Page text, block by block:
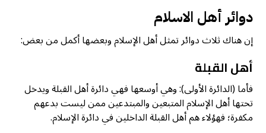
دوائر أهل الاسلام
إن هناك ثلاث دوائر تمثل أهل الإسلام وبعضها أكمل من بعض:
أهل القبلة
فأما (الدائرة الأولى): وهي أوسعها فهي دائرة أهل القبلة ويدخل
تحتها أهل الإسلام المتبعين والمبتدعين ممن ليست بدعهم
مكفرة؛ فهؤلاء هم أهل القبلة الداخلين في دائرة الإسلام.